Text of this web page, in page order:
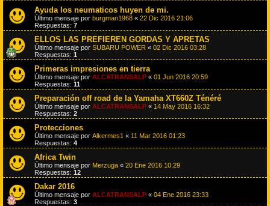
Ayuda los neumaticos huyen de mi.
Último mensaje por burgman1968 « 22 Dic 2016 21:06
Respuestas: 7
ELLOS LAS PREFIEREN GORDAS Y APRETAS
Último mensaje por SUBARU POWER « 02 Dic 2016 03:28
Respuestas: 1
Primeras impresiones en tierra
Último mensaje por ALCATRANSALP « 01 Jun 2016 20:59
Respuestas: 11
Preparación off road de la Yamaha XT660Z Ténéré
Último mensaje por ALCATRANSALP « 14 May 2016 16:32
Respuestas: 2
Protecciones
Último mensaje por Alkermes1 « 11 Mar 2016 01:23
Respuestas: 4
Africa Twin
Último mensaje por Merzuga « 20 Ene 2016 10:29
Respuestas: 12
Dakar 2016
Último mensaje por ALCATRANSALP « 04 Ene 2016 23:33
Respuestas: 3